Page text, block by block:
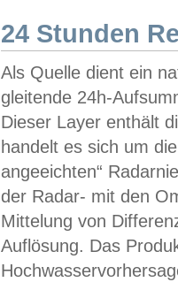
24 Stunden
Als Quelle dient ein
gleitende 24h-
Dieser Layer enthält
handelt es sich um
angeeichten“
der Radar- mit den
Mittelung von
Auflösung. Das